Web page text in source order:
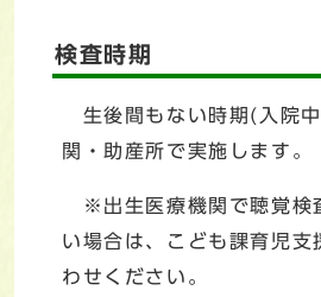
検査時期
生後間もない時期(入院
関・助産所で実施します。
※出生医療機関で聴覚検
い場合は、こども課育児支
わせください。